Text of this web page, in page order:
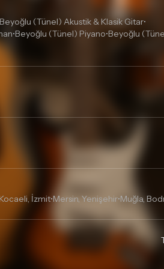
Beyoğlu (Tünel) Akustik & Klasik Gitar•
•Beyoğlu (Tünel) Piyano•Beyoğlu
Kocaeli, İzmit•Mersin, Yenişehir•Muğla,